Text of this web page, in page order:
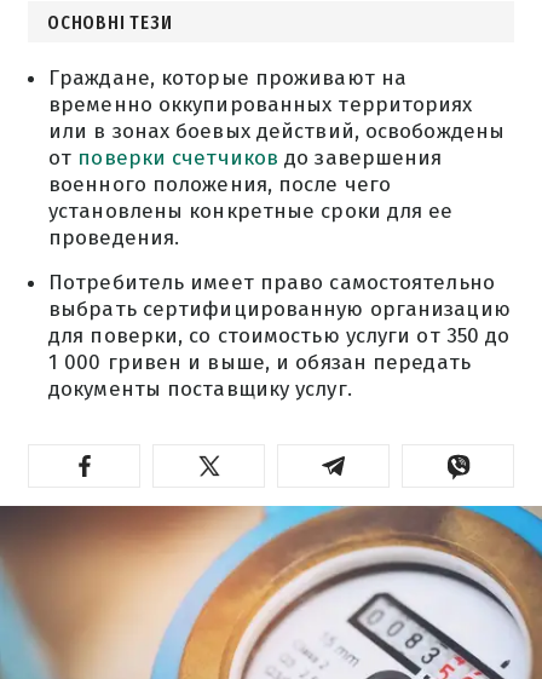
ОСНОВНІ ТЕЗИ
Граждане, которые проживают на
временно оккупированных территориях
или в зонах боевых действий, освобождены
от поверки счетчиков до завершения
военного положения, после чего
установлены конкретные сроки для ее
проведения.
Потребитель имеет право самостоятельно
выбрать сертифицированную организацию
для поверки, со стоимостью услуги от 350 до
1 000 гривен и выше, и обязан передать
документы поставщику услуг.